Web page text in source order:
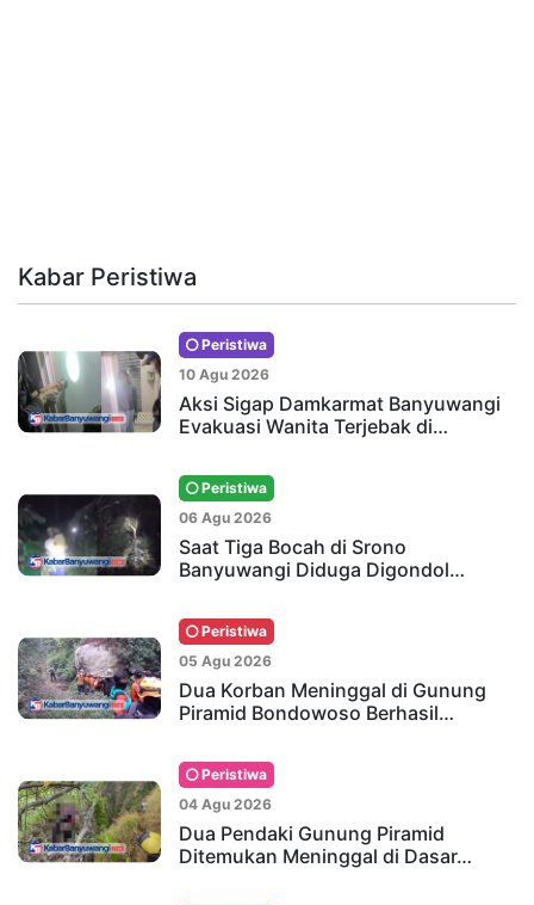
Kabar Peristiwa
Peristiwa
10 Agu 2026
Aksi Sigap Damkarmat Banyuwangi
Evakuasi Wanita Terjebak di…
Peristiwa
06 Agu 2026
Saat Tiga Bocah di Srono
Banyuwangi Diduga Digondol…
Peristiwa
05 Agu 2026
Dua Korban Meninggal di Gunung
Piramid Bondowoso Berhasil…
Peristiwa
04 Agu 2026
Dua Pendaki Gunung Piramid
Ditemukan Meninggal di Dasar…